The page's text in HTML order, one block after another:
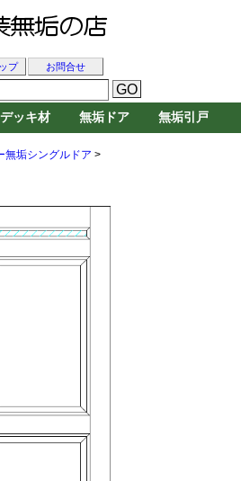
無垢シングルドア >
プ お問合せ
デッキ材 無垢ドア 無垢引戸